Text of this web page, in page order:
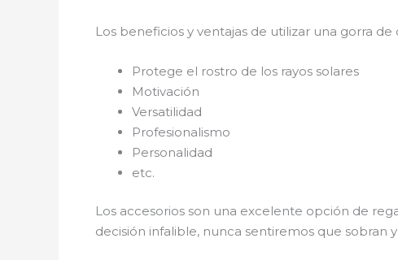
Los beneficios y ventajas de utilizar una gorra de
Protege el rostro de los rayos solares
Motivación
Versatilidad
Profesionalismo
Personalidad
etc.
Los accesorios son una excelente opción de
decisión infalible, nunca sentiremos que sobran